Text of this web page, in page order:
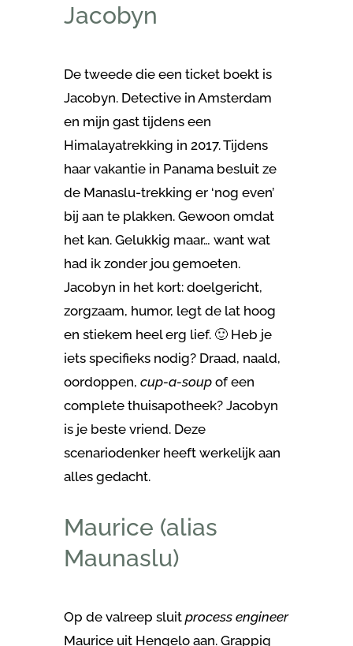
Jacobyn
De tweede die een ticket boekt is
Jacobyn. Detective in Amsterdam
en mijn gast tijdens een
Himalayatrekking in 2017. Tijdens
haar vakantie in Panama besluit ze
de Manaslu-trekking er ‘nog even’
bij aan te plakken. Gewoon omdat
het kan. Gelukkig maar… want wat
had ik zonder jou gemoeten.
Jacobyn in het kort: doelgericht,
zorgzaam, humor, legt de lat hoog
en stiekem heel erg lief. 🙂 Heb je
iets specifieks nodig? Draad, naald,
oordoppen, cup-a-soupof een
complete thuisapotheek? Jacobyn
is je beste vriend. Deze
scenariodenker heeft werkelijk aan
alles gedacht.
Maurice (alias
Maunaslu)
Op de valreep sluit process engineer
Maurice uit Hengelo aan. Grappig